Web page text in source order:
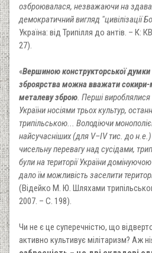
озброювалася, незважаючи на
демократичний вигляд "цивілізації
Україна: від Трипілля до антів. – К:
27).
«Вершиною конструкторської думки
зброярства можна вважати
металеву зброю. Перші вироблялися
України носіями трьох культур,
трипільською... Володіючи
найсучасніших (для V–IV тис. до
чисельну перевагу над сусідами,
були на території України
дало їм можливість заселити
(Відейко М. Ю. Шляхами
2007. – С. 198).
Чи не є це суперечністю, що
активно культивує мілітаризм? Аж